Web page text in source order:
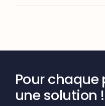
Pour chaque
une solution !